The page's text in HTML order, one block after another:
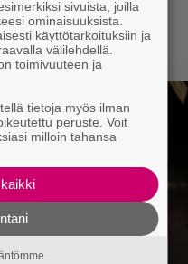
Areenassa
sivuista, joilla
ominaisuuksista.
käyttötarkoituksiin ja
välilehdellä.
toimivuuteen ja
tietoja myös ilman
peruste. Voit
milloin tahansa